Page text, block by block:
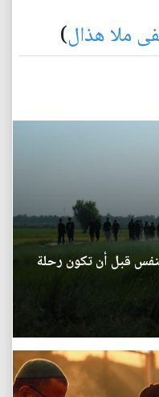
ملا هذال)
قبل أن تكون رحلة